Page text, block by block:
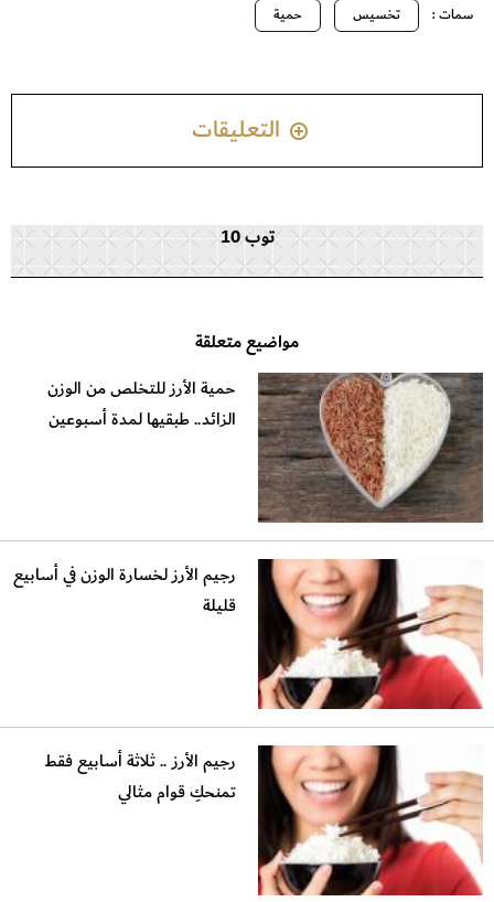
سمات : تخسيس حمية
التعليقات
توب 10
مواضيع متعلقة
حمية الأرز للتخلص من الوزن
الزائد.. طبقيها لمدة أسبوعين
رجيم الأرز لخسارة الوزن في أسابيع
قليلة
رجيم الأرز .. ثلاثة أسابيع فقط
تمنحكِ قوام مثالي